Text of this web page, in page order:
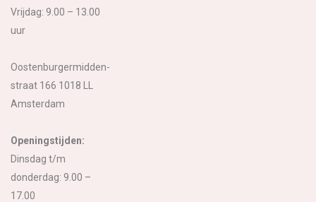
Vrijdag: 9.00 – 13.00
uur
Oostenburgermidden-
straat 166 1018 LL
Amsterdam
Openingstijden:
Dinsdag t/m
donderdag: 9.00 –
17.00